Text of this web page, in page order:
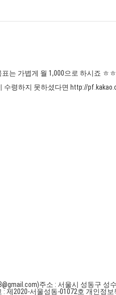
는 가볍게 월 1,000으로 하시죠 ㅎㅎ
령하지 못하셨다면 http://
주소 : 서울시 성동구 성
제2020-서울성동-01072호 개인정보